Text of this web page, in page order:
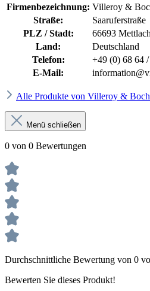
Firmenbezeichnung: Villeroy &
Straße:
Saaruferstraße
PLZ / Stadt:
66693 Mettlach
Land:
Deutschland
Telefon:
+49 (0) 68 64
E-Mail:
Alle Produkte von Villeroy & Boch
Menü schließen
0 von 0 Bewertungen
Durchschnittliche Bewertung von 0
Bewerten Sie dieses Produkt!